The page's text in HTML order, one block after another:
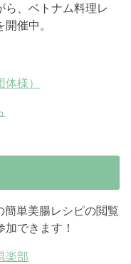
ら、ベトナム料理レ
催中。
様）
単美腸レシピの閲覧
できます！
楽部